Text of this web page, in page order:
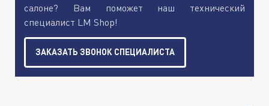
салоне? Вам поможет наш технический
специалист LM Shop!
ЗАКАЗАТЬ ЗВОНОК СПЕЦИАЛИСТА